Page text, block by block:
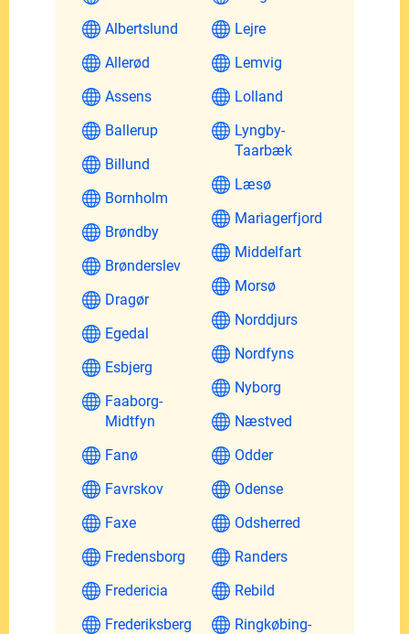
Albertslund
Allerød
Assens
Ballerup
Billund
Bornholm
Brøndby
Brønderslev
Dragør
Egedal
Esbjerg
Faaborg-
Midtfyn
Fanø
Favrskov
Faxe
Fredensborg
Fredericia
Frederiksberg
Lejre
Lemvig
Lolland
Lyngby-
Taarbæk
Læsø
Mariagerfjord
Middelfart
Morsø
Norddjurs
Nordfyns
Nyborg
Næstved
Odder
Odense
Odsherred
Randers
Rebild
Ringkøbing-